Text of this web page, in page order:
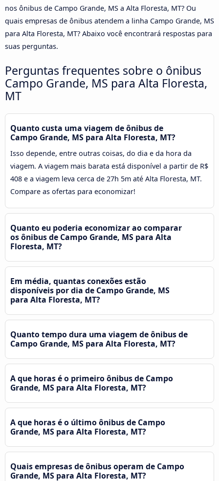
nos ônibus de Campo Grande, MS a Alta Floresta, MT? Ou
quais empresas de ônibus atendem a linha Campo Grande, MS
para Alta Floresta, MT? Abaixo você encontrará respostas para
suas perguntas.
Perguntas frequentes sobre o ônibus
Campo Grande, MS para Alta Floresta,
MT
Quanto custa uma viagem de ônibus de
Campo Grande, MS para Alta Floresta, MT?
Isso depende, entre outras coisas, do dia e da hora da
viagem. A viagem mais barata está disponível a partir de R$
408 e a viagem leva cerca de 27h 5m até Alta Floresta, MT.
Compare as ofertas para economizar!
Quanto eu poderia economizar ao comparar
os ônibus de Campo Grande, MS para Alta
Floresta, MT?
Em média, quantas conexões estão
disponíveis por dia de Campo Grande, MS
para Alta Floresta, MT?
Quanto tempo dura uma viagem de ônibus de
Campo Grande, MS para Alta Floresta, MT?
A que horas é o primeiro ônibus de Campo
Grande, MS para Alta Floresta, MT?
A que horas é o último ônibus de Campo
Grande, MS para Alta Floresta, MT?
Quais empresas de ônibus operam de Campo
Grande, MS para Alta Floresta, MT?